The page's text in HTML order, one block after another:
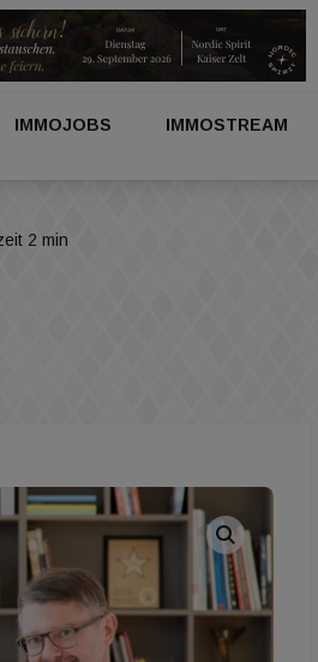
IMMOJOBS IMMOSTREAM
2 min